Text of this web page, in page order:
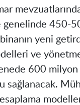
genelinde 450-
yeni
ve
600
sağlanacak.